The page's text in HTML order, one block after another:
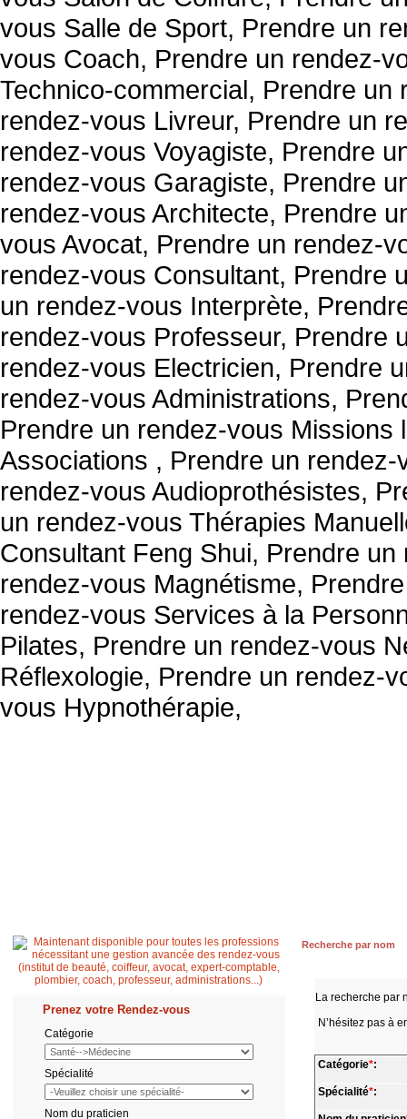
Prenez votre Rendez-vous
Catégorie
Spécialité
Nom du praticien
Recherche par nom
La recherche par
N’hésitez pas à
Catégorie*:
Spécialité*: